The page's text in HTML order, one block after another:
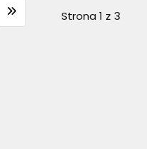
Strona 1 z 3